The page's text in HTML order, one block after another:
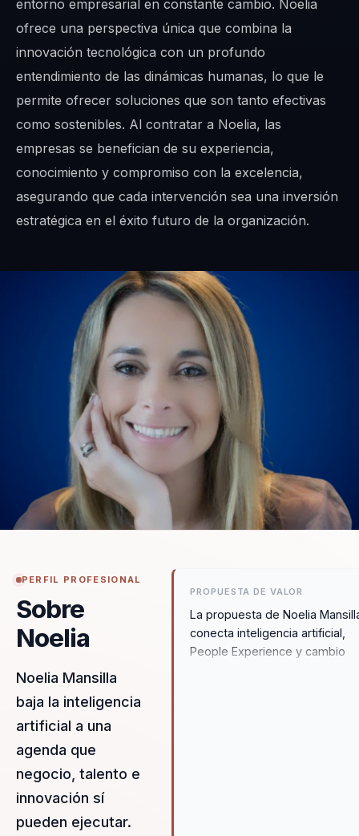
entorno empresarial en constante cambio. Noelia
ofrece una perspectiva única que combina la
innovación tecnológica con un profundo
entendimiento de las dinámicas humanas, lo que le
permite ofrecer soluciones que son tanto efectivas
como sostenibles. Al contratar a Noelia, las
empresas se benefician de su experiencia,
conocimiento y compromiso con la excelencia,
asegurando que cada intervención sea una inversión
estratégica en el éxito futuro de la organización.
PERFIL PROFESIONAL
Sobre
Noelia
Noelia Mansilla
baja la inteligencia
artificial a una
agenda que
negocio, talento e
innovación sí
pueden ejecutar.
PROPUESTA DE VALOR
La propuesta de Noelia
conecta inteligencia artificial,
People Experience y cambio